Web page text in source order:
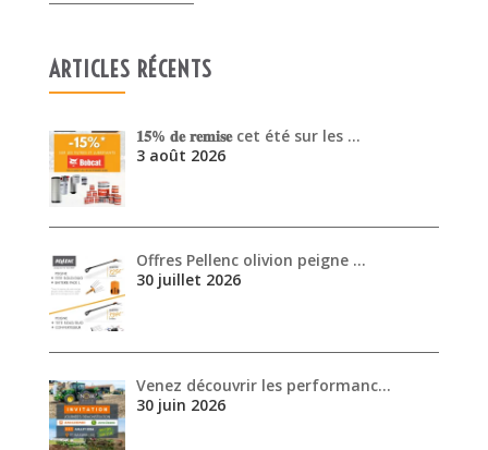
ARTICLES RÉCENTS
𝟏𝟓% 𝐝𝐞 𝐫𝐞𝐦𝐢𝐬𝐞 cet été sur les …
3 août 2026
Offres Pellenc olivion peigne …
30 juillet 2026
Venez découvrir les performanc…
30 juin 2026